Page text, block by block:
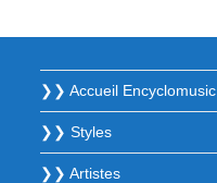
❯❯ Accueil Encyclomusic
❯❯ Styles
❯❯ Artistes